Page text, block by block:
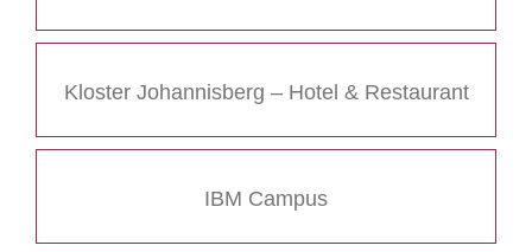
Kloster Johannisberg – Hotel & Restaurant
IBM Campus